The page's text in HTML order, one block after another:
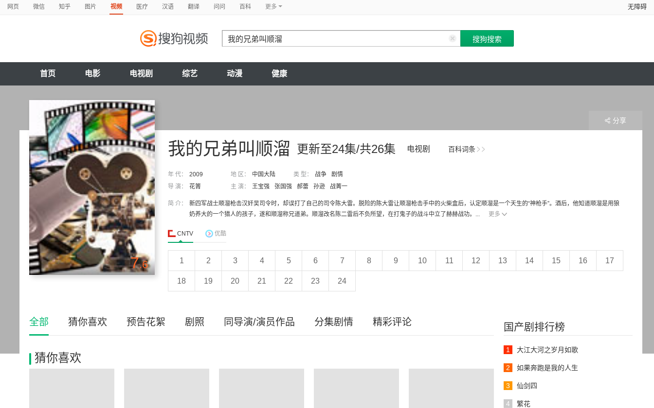
网页 微信 知乎 图片 视频 医疗 汉语 翻译 问问 百科 更多 无障碍
首页 电影 电视剧 综艺 动漫 健康
7.6
百科词条
更新至24集/共26集 电视剧
我的兄弟叫顺溜
年 代： 2009 地 区： 中国大陆 类 型： 战争
剧情
导 演：
花箐 主 演： 王宝强 张国强 郝蕾 孙逊 战菁一
简 介：
新四军战士顺溜枪击汉奸吴司令时，却误打了自己的司令陈大雷。脱险的陈大雷让顺溜枪击手中的火柴盒后，认定顺溜是一个天生的“神枪手”。酒后，他知道顺溜是用狼
奶养大的一个猎人的孩子，遂和顺溜称兄道弟。顺溜改名陈二雷后不负所望，在打鬼子的战斗中立了赫赫战功。...
更多
CNTV 优酷
1 2 3 4 5 6 7 8 9 10 11 12 13 14 15 16 17
18 19 20 21 22 23 24
分享
国产剧排行榜
1 大江大河之岁月如歌
2 如果奔跑是我的人生
3 仙剑四
4 繁花
全部 猜你喜欢 预告花絮 剧照 同导演/演员作品 分集剧情 精彩评论
猜你喜欢